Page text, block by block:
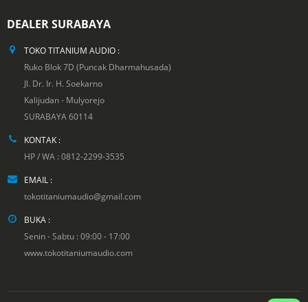
DEALER SURABAYA
TOKO TITANIUM AUDIO :
Ruko Blok 7D (Puncak Dharmahusada)
Jl. Dr. Ir. H. Soekarno
Kalijudan - Mulyorejo
SURABAYA 60114
KONTAK :
HP / WA : 0812-2299-3535
EMAIL :
tokotitaniumaudio@gmail.com
BUKA :
Senin - Sabtu : 09:00 - 17:00
www.tokotitaniumaudio.com